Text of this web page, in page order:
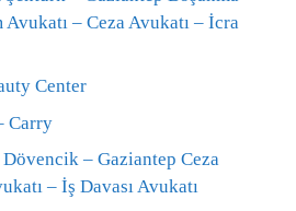
– Ceza Avukatı – İcra
Center
Carry
– Gaziantep Ceza
– İş Davası Avukatı